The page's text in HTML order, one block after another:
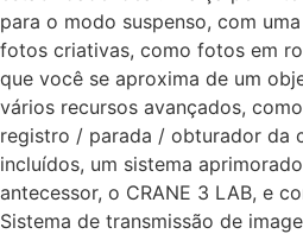
para o modo suspenso, com
fotos criativas, como fotos em
que você se aproxima de um
vários recursos avançados,
registro / parada / obturador da
incluídos, um sistema
antecessor, o CRANE 3 LAB, e
Sistema de transmissão de